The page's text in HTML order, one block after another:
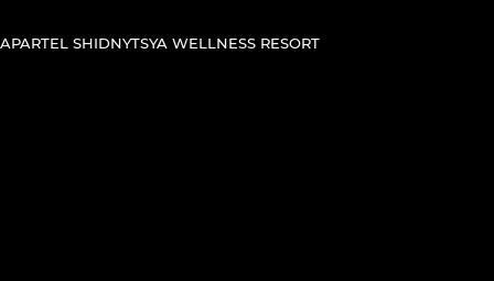
APARTEL SHIDNYTSYA WELLNESS RESORT